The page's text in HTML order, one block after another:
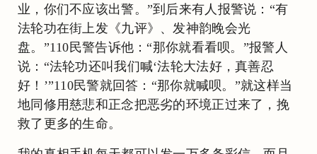
业，你们不应该出警。”到后来有人报警说：“有
法轮功在街上发《九评》、发神韵晚会光
盘。”110民警告诉他：“那你就看看呗。”报警人
说：“法轮功还叫我们喊‘法轮大法好，真善忍
好！’”110民警就回答：“那你就喊呗。”就这样当
地同修用慈悲和正念把恶劣的环境正过来了，挽
救了更多的生命。